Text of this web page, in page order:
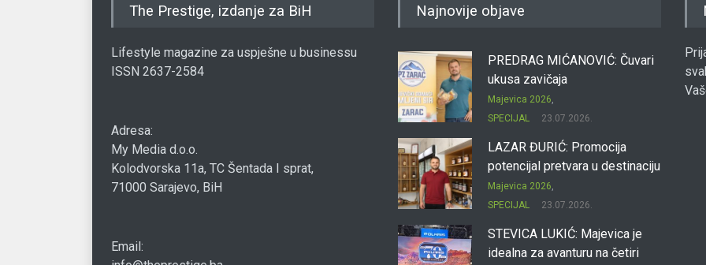
The Prestige, izdanje za BiH
Lifestyle magazine za uspješne u businessu
ISSN 2637-2584
Adresa:
My Media d.o.o.
Kolodvorska 11a, TC Šentada I sprat,
71000 Sarajevo, BiH
Email:
Najnovije objave
PREDRAG MIĆANOVIĆ: Čuvari
ukusa zavičaja
Majevica 2026
SPECIJAL
23.07.2026.
LAZAR ĐURIĆ: Promocija
potencijal pretvara u destinaciju
Majevica 2026
SPECIJAL
23.07.2026.
STEVICA LUKIĆ: Majevica je
idealna za avanturu na četiri